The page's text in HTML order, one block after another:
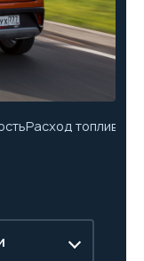
Расход топлива